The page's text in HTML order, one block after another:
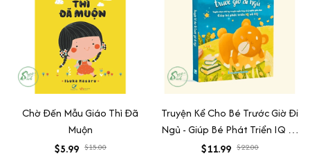
Chờ Đến Mẫu Giáo Thì Đã
Muộn
$5.99 $15.00
Truyện Kể Cho Bé Trước Giờ Đi
Ngủ - Giúp Bé Phát Triển IQ Và
EQ
$11.99 $22.00